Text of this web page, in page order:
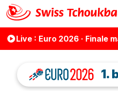
Live : Euro 2026 · Finale
1.